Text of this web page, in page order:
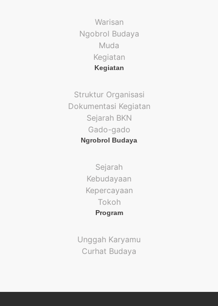
Warisan
Ngobrol Budaya
Muda
Kegiatan
Kegiatan
Struktur Organisasi
Dokumentasi Kegiatan
Sejarah BKN
Gado-gado
Ngrobrol Budaya
Sejarah
Kebudayaan
Kepercayaan
Tokoh
Program
Unggah Karyamu
Curhat Budaya